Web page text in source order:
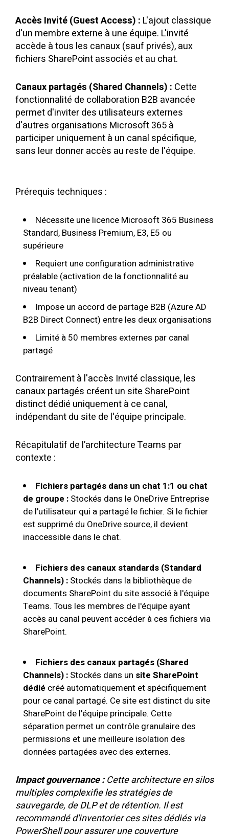
Accès Invité (Guest Access) : L'ajout classique
d'un membre externe à une équipe. L'invité
accède à tous les canaux (sauf privés), aux
fichiers SharePoint associés et au chat.
Canaux partagés (Shared Channels) : Cette
fonctionnalité de collaboration B2B avancée
permet d'inviter des utilisateurs externes
d'autres organisations Microsoft 365 à
participer uniquement à un canal spécifique,
sans leur donner accès au reste de l'équipe.
Prérequis techniques :
Nécessite une licence Microsoft 365 Business
Standard, Business Premium, E3, E5 ou
supérieure
Requiert une configuration administrative
préalable (activation de la fonctionnalité au
niveau tenant)
Impose un accord de partage B2B (Azure AD
B2B Direct Connect) entre les deux organisations
Limité à 50 membres externes par canal
partagé
Contrairement à l'accès Invité classique, les
canaux partagés créent un site SharePoint
distinct dédié uniquement à ce canal,
indépendant du site de l'équipe principale.
Récapitulatif de l’architecture Teams par
contexte :
Fichiers partagés dans un chat 1:1 ou chat
de groupe : Stockés dans le OneDrive Entreprise
de l'utilisateur qui a partagé le fichier. Si le fichier
est supprimé du OneDrive source, il devient
inaccessible dans le chat.
Fichiers des canaux standards (Standard
Channels) : Stockés dans la bibliothèque de
documents SharePoint du site associé à l'équipe
Teams. Tous les membres de l'équipe ayant
accès au canal peuvent accéder à ces fichiers via
SharePoint.
Fichiers des canaux partagés (Shared
Channels) : Stockés dans un site SharePoint
dédié créé automatiquement et spécifiquement
pour ce canal partagé. Ce site est distinct du site
SharePoint de l'équipe principale. Cette
séparation permet un contrôle granulaire des
permissions et une meilleure isolation des
données partagées avec des externes.
Impact gouvernance :Cette architecture en silos
multiples complexifie les stratégies de
sauvegarde, de DLP et de rétention. Il est
recommandé d'inventorier ces sites dédiés via
PowerShell pour assurer une couverture